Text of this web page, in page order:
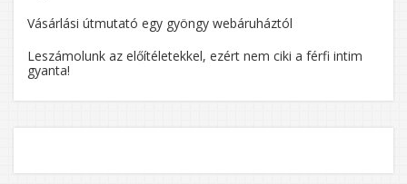
Vásárlási útmutató egy gyöngy webáruháztól
Leszámolunk az előítéletekkel, ezért nem ciki a férfi intim
gyanta!